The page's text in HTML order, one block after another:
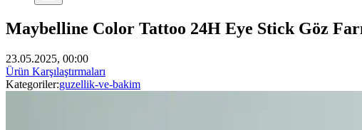
Maybelline Color Tattoo 24H Eye Stick Göz
23.05.2025, 00:00
Ürün Karşılaştırmaları
Kategoriler:guzellik-ve-bakim